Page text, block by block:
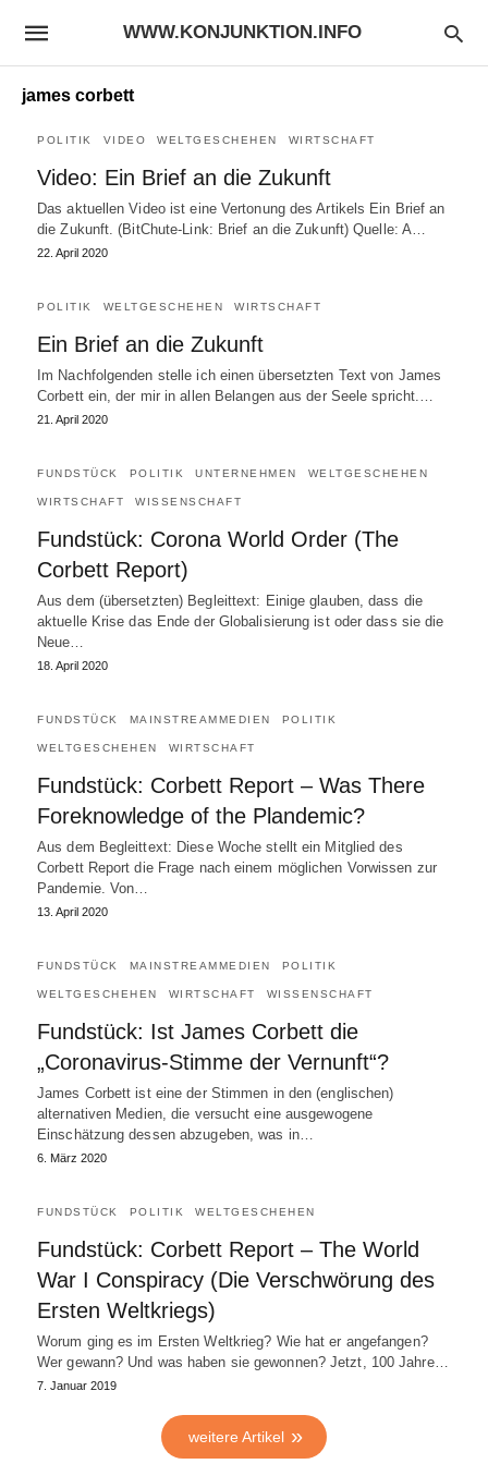
WWW.KONJUNKTION.INFO
james corbett
POLITIK VIDEO WELTGESCHEHEN WIRTSCHAFT
Video: Ein Brief an die Zukunft
Das aktuellen Video ist eine Vertonung des Artikels Ein Brief an
die Zukunft. (BitChute-Link: Brief an die Zukunft) Quelle: A…
22. April 2020
POLITIK WELTGESCHEHEN WIRTSCHAFT
Ein Brief an die Zukunft
Im Nachfolgenden stelle ich einen übersetzten Text von James
Corbett ein, der mir in allen Belangen aus der Seele spricht.…
21. April 2020
FUNDSTÜCK POLITIK UNTERNEHMEN WELTGESCHEHEN
WIRTSCHAFT WISSENSCHAFT
Fundstück: Corona World Order (The
Corbett Report)
Aus dem (übersetzten) Begleittext: Einige glauben, dass die
aktuelle Krise das Ende der Globalisierung ist oder dass sie die
Neue…
18. April 2020
FUNDSTÜCK MAINSTREAMMEDIEN POLITIK
WELTGESCHEHEN WIRTSCHAFT
Fundstück: Corbett Report – Was There
Foreknowledge of the Plandemic?
Aus dem Begleittext: Diese Woche stellt ein Mitglied des
Corbett Report die Frage nach einem möglichen Vorwissen zur
Pandemie. Von…
13. April 2020
FUNDSTÜCK MAINSTREAMMEDIEN POLITIK
WELTGESCHEHEN WIRTSCHAFT WISSENSCHAFT
Fundstück: Ist James Corbett die
„Coronavirus-Stimme der Vernunft“?
James Corbett ist eine der Stimmen in den (englischen)
alternativen Medien, die versucht eine ausgewogene
Einschätzung dessen abzugeben, was in…
6. März 2020
FUNDSTÜCK POLITIK WELTGESCHEHEN
Fundstück: Corbett Report – The World
War I Conspiracy (Die Verschwörung des
Ersten Weltkriegs)
Worum ging es im Ersten Weltkrieg? Wie hat er angefangen?
Wer gewann? Und was haben sie gewonnen? Jetzt, 100 Jahre…
7. Januar 2019
weitere Artikel